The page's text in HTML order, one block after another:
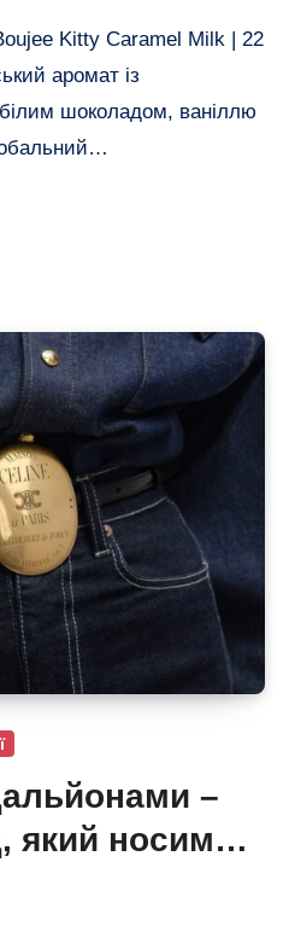
Kitty Caramel Milk | 22
аромат із
шоколадом, ваніллю
–
який носимо